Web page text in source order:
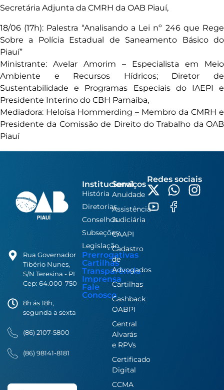
Secretária Adjunta da CMRH da OAB Piauí,
18/06 (17h): Palestra “Analisando a Lei nº 246 que Rege
Sobre a Polícia Estadual de Saneamento Básico do
Piauí”
Ministrante: Avelar Amorim – Especialista em Meio
Ambiente e Recursos Hídricos; Diretor de
Sustentabilidade e Programas Especiais do IAEPI e
Presidente Interino do CBH Parnaíba,
Mediadora: Heloísa Hommerding – Membro da CMRH e
Presidente da Comissão de Direito do Trabalho da OAB
Piauí
Rua Governador
Tibério Nunes,
S/N Teresina - PI
Cep: 64.000-750
8h ás 18h,
segunda a sexta
(86) 2107-5800
(86) 98141-8181
Institucional
História
Diretorias
Conselhos
Subseções
Legislação
Prerrogativas
Cartilhas
Transparência
Imprensa
Fale
Conosco
Serviços
Anuidade
Assistência
Judiciária
CAAPI
Cadastro
de
Advogados
Cartilhas
Cashback
OABPI
Central
Alvarás
e RPVs
Certificado
Digital
CCMA
Redes sociais